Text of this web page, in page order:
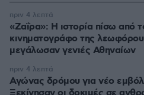
«Ζαΐρα»: Η ιστορία πίσω από
κινηματογράφο της
μεγάλωσαν γενιές Αθηναίων
πριν 4 λεπτά
Αγώνας δρόμου για νέο
πριν 4 λεπτά